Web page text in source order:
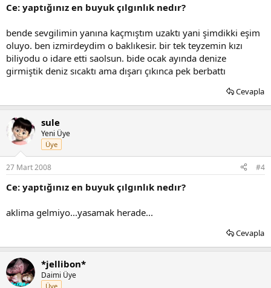
Ce: yaptığınız en buyuk çılgınlık nedır?
bende sevgilimin yanına kaçmıştım uzaktı yani şimdikki eşim
oluyo. ben izmirdeydim o baklıkesir. bir tek teyzemin kızı
biliyodu o idare etti saolsun. bide ocak ayında denize
girmiştik deniz sıcaktı ama dışarı çıkınca pek berbattı
Cevapla
sule
Yeni Üye
Üye
27 Mart 2008 #4
Ce: yaptığınız en buyuk çılgınlık nedır?
aklima gelmiyo...yasamak herade...
Cevapla
*jellibon*
Daimi Üye
Üye